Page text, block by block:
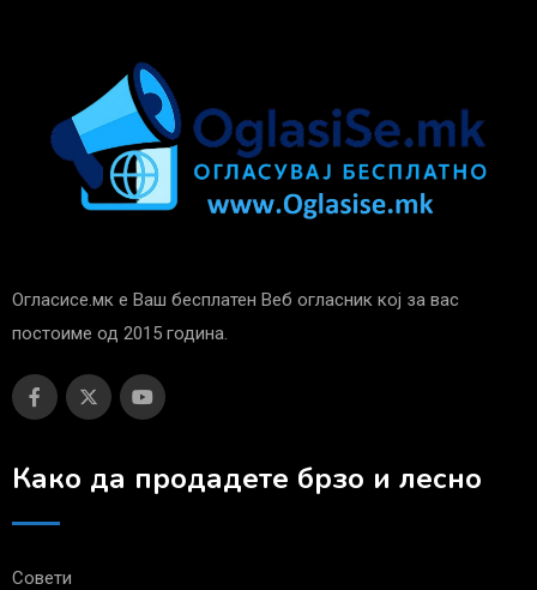
Огласисе.мк е Ваш бесплатен Веб огласник кој за вас
постоиме од 2015 година.
Како да продадете брзо и лесно
Совети